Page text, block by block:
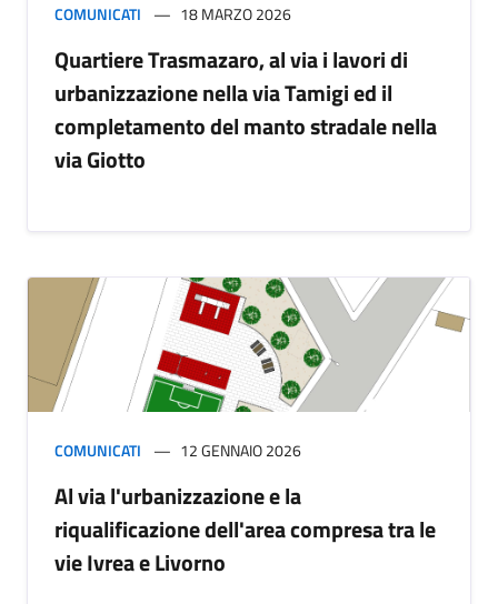
COMUNICATI 18 MARZO 2026
Quartiere Trasmazaro, al via i lavori di
urbanizzazione nella via Tamigi ed il
completamento del manto stradale nella
via Giotto
COMUNICATI 12 GENNAIO 2026
Al via l'urbanizzazione e la
riqualificazione dell'area compresa tra le
vie Ivrea e Livorno